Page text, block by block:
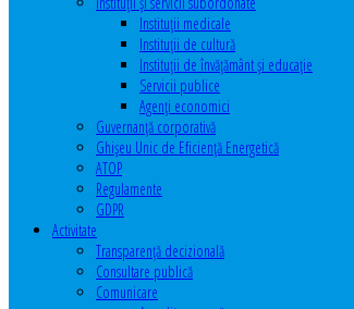
Instituţii medicale
Instituţii de cultură
Instituţii de învăţământ şi educaţie
Servicii publice
Agenţi economici
Guvernanță corporativă
Ghişeu Unic de Eficienţă Energetică
ATOP
Regulamente
GDPR
Activitate
Transparenţă decizională
Consultare publică
Comunicare